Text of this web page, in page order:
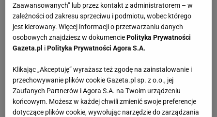
Zaawansowanych” lub przez kontakt z administratorem – w
zależności od zakresu sprzeciwu i podmiotu, wobec którego
jest kierowany. Więcej informacji o przetwarzaniu danych
osobowych znajdziesz w dokumenciePolityka Prywatności
Gazeta.pl iPolityka Prywatności Agora S.A.
Klikając „Akceptuję” wyrażasz też zgodę na zainstalowanie i
przechowywanie plików cookie Gazeta.pl sp. z o.o., jej
Zaufanych Partnerów i Agora S.A. na Twoim urządzeniu
końcowym. Możesz w każdej chwili zmienić swoje preferencje
dotyczące plików cookie, wywołując narzędzie do zarządzania